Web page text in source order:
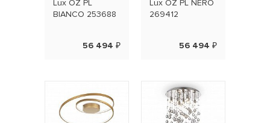
Lux OZ PL
BIANCO 253688
56 494 ₽
Lux OZ PL NERO
269412
56 494 ₽